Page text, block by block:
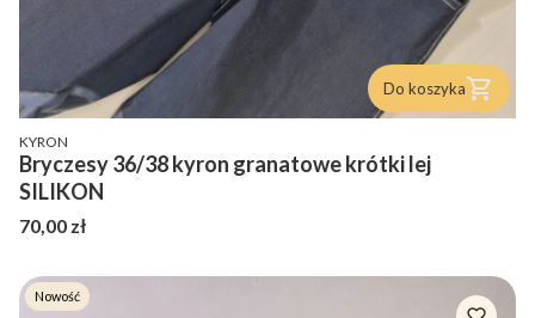
Do koszyka
PRODUCENT
KYRON
Bryczesy 36/38 kyron granatowe krótki lej
SILIKON
Cena
70,00 zł
Nowość